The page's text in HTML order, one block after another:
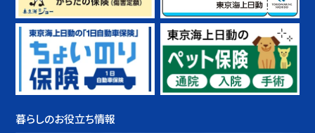
暮らしのお役立ち情報